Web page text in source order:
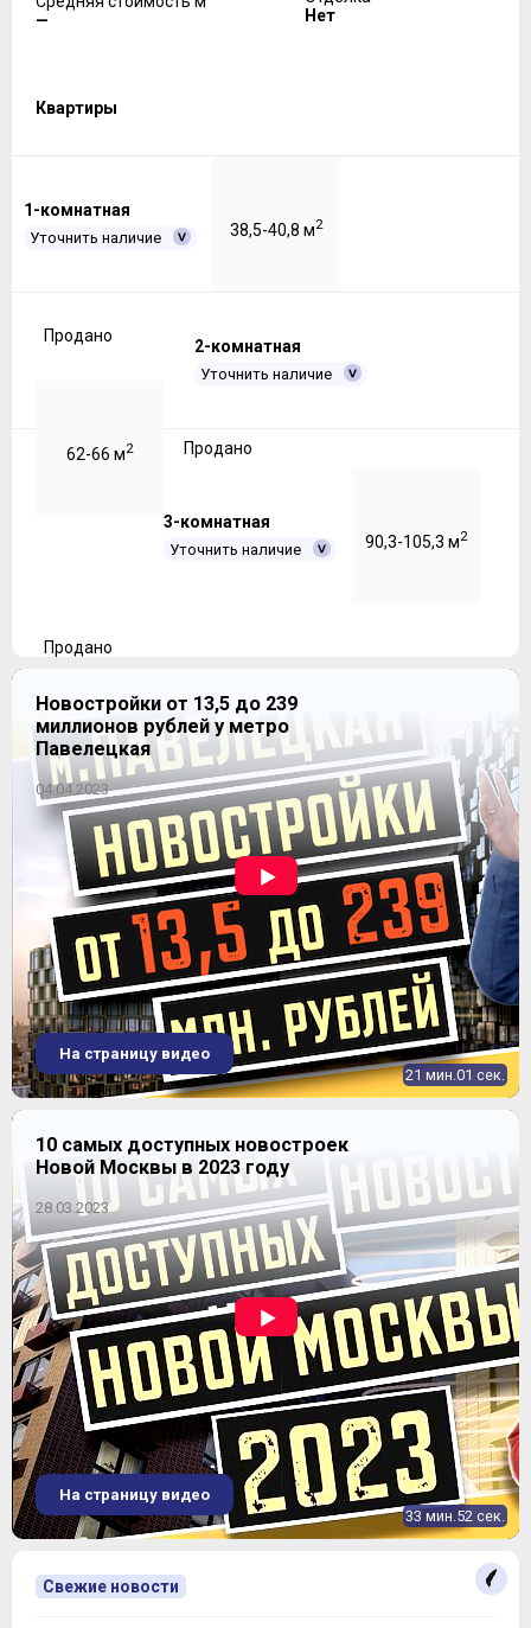
—
Нет
Квартиры
1-комнатная
Уточнить наличие 38,5-40,8 м2
Продано
2-комнатная
Уточнить наличие
62-66 м2 Продано
3-комнатная
Уточнить наличие 90,3-105,3 м2
Продано
ЖК "Пикассо"
Новостройки от 13,5 до 239
миллионов рублей у метро
Павелецкая
04.04.2023
21 мин.01 сек.
На страницу видео
10 самых доступных новостроек
Новой Москвы в 2023 году
28.03.2023
33 мин.52 сек.
На страницу видео
Свежие новости